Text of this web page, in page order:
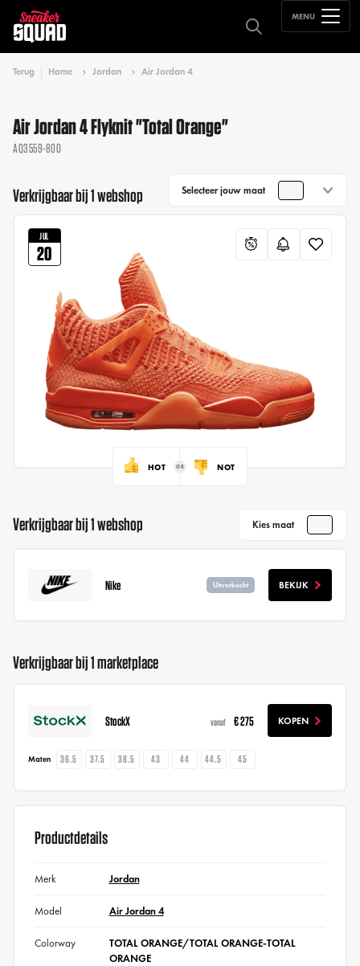
MENU
Terug Home Jordan Air Jordan 4
Air Jordan 4 Flyknit "Total Orange"
AQ3559-800
Verkrijgbaar bij 1 webshop Selecteer jouw maat
JUL
20
HOT NOT
Verkrijgbaar bij 1 webshop Kies maat
Nike Uitverkocht BEKIJK
Verkrijgbaar bij 1 marketplace
StockX vanaf € 275 KOPEN
Maten 36.5 37.5 38.5 43 44 44.5 45
Productdetails
Merk Jordan
Model Air Jordan 4
Colorway
TOTAL ORANGE/TOTAL ORANGE-TOTAL
ORANGE